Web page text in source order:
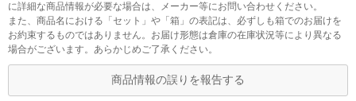
に詳細な商品情報が必要な場合は、メーカー等にお問い合わせください。
また、商品名における「セット」や「箱」の表記は、必ずしも箱でのお届けを
お約束するものではありません。お届け形態は倉庫の在庫状況等により異なる
場合がございます。あらかじめご了承ください。
商品情報の誤りを報告する